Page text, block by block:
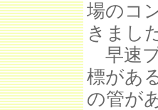
場のコ
きまし
早速
標があ
の管が